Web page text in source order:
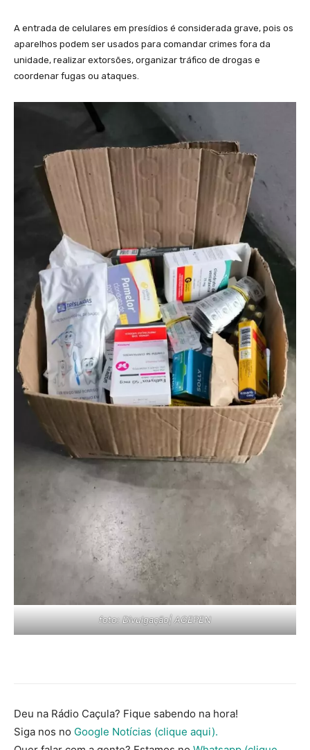
A entrada de celulares em presídios é considerada grave, pois os
aparelhos podem ser usados para comandar crimes fora da
unidade, realizar extorsões, organizar tráfico de drogas e
coordenar fugas ou ataques.
foto: Divulgação| AGEPEN
Deu na Rádio Caçula? Fique sabendo na hora!
Siga nos no Google Notícias (clique aqui).